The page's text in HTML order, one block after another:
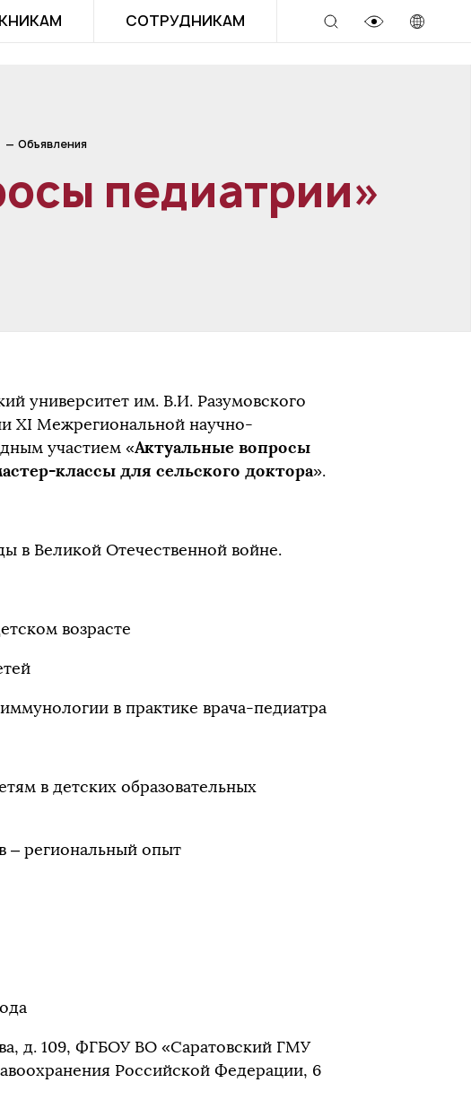
СОТРУДНИКАМ
Объявления
педиатрии»
университет им. В.И. Разумовского
ХI Межрегиональной научно-
участием «Актуальные вопросы
классы для сельского доктора».
в Великой Отечественной войне.
возрасте
в практике врача-педиатра
в детских образовательных
– региональный опыт
д. 109, ФГБОУ ВО «Саратовский ГМУ
Российской Федерации, 6